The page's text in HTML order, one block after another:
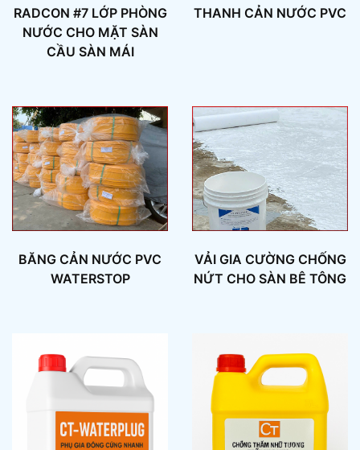
RADCON #7 LỚP PHÒNG
NƯỚC CHO MẶT SÀN
CẦU SÀN MÁI
THANH CẢN NƯỚC PVC
BĂNG CẢN NƯỚC PVC
WATERSTOP
VẢI GIA CƯỜNG CHỐNG
NỨT CHO SÀN BÊ TÔNG